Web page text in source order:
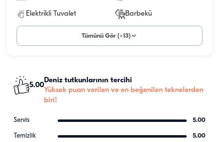
Elektrikli Tuvalet Barbekü
Tümünü Gör (+13)
5.00
Deniz tutkunlarının tercihi
Yüksek puan verilen ve en beğenilen teknelerden
biri!
Servis 5.00
Temizlik 5.00